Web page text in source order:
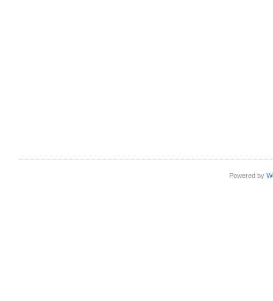
Powered by